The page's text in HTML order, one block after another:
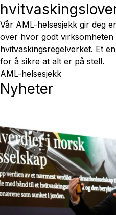
Vår AML-helsesjekk gir deg
over hvor godt
hvitvaskingsregelverket. Et
for å sikre at alt er på stell.
AML-helsesjekk
Nyheter